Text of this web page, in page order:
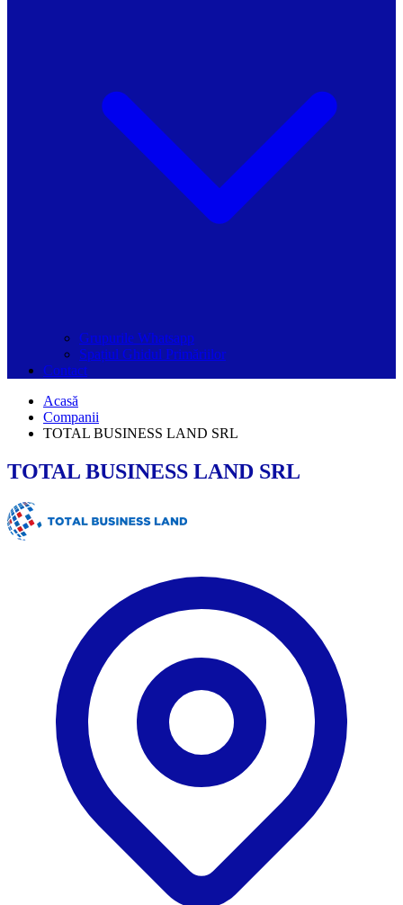
Grupurile Whatsapp
Spațiul Ghidul Primăriilor
Contact
Acasă
Companii
TOTAL BUSINESS LAND SRL
TOTAL BUSINESS LAND SRL